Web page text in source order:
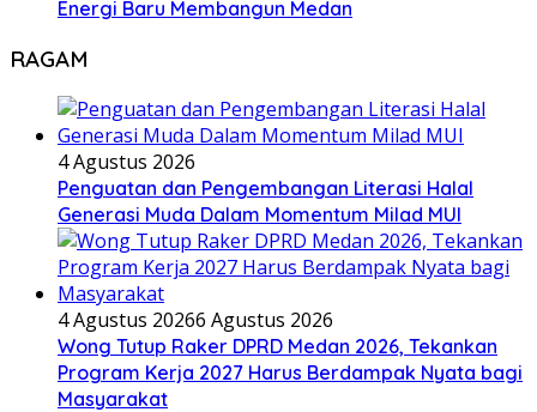
Energi Baru Membangun Medan
RAGAM
4 Agustus 2026
Penguatan dan Pengembangan Literasi Halal
Generasi Muda Dalam Momentum Milad MUI
4 Agustus 20266 Agustus 2026
Wong Tutup Raker DPRD Medan 2026, Tekankan
Program Kerja 2027 Harus Berdampak Nyata bagi
Masyarakat